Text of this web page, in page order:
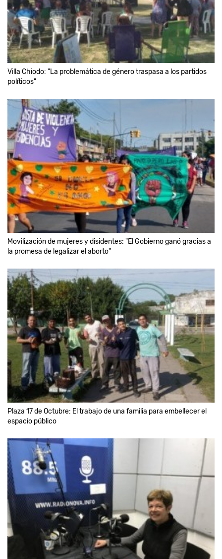
Villa Chiodo: "La problemática de género traspasa a los partidos
políticos"
Movilización de mujeres y disidentes: "El Gobierno ganó gracias a
la promesa de legalizar el aborto"
Plaza 17 de Octubre: El trabajo de una familia para embellecer el
espacio público